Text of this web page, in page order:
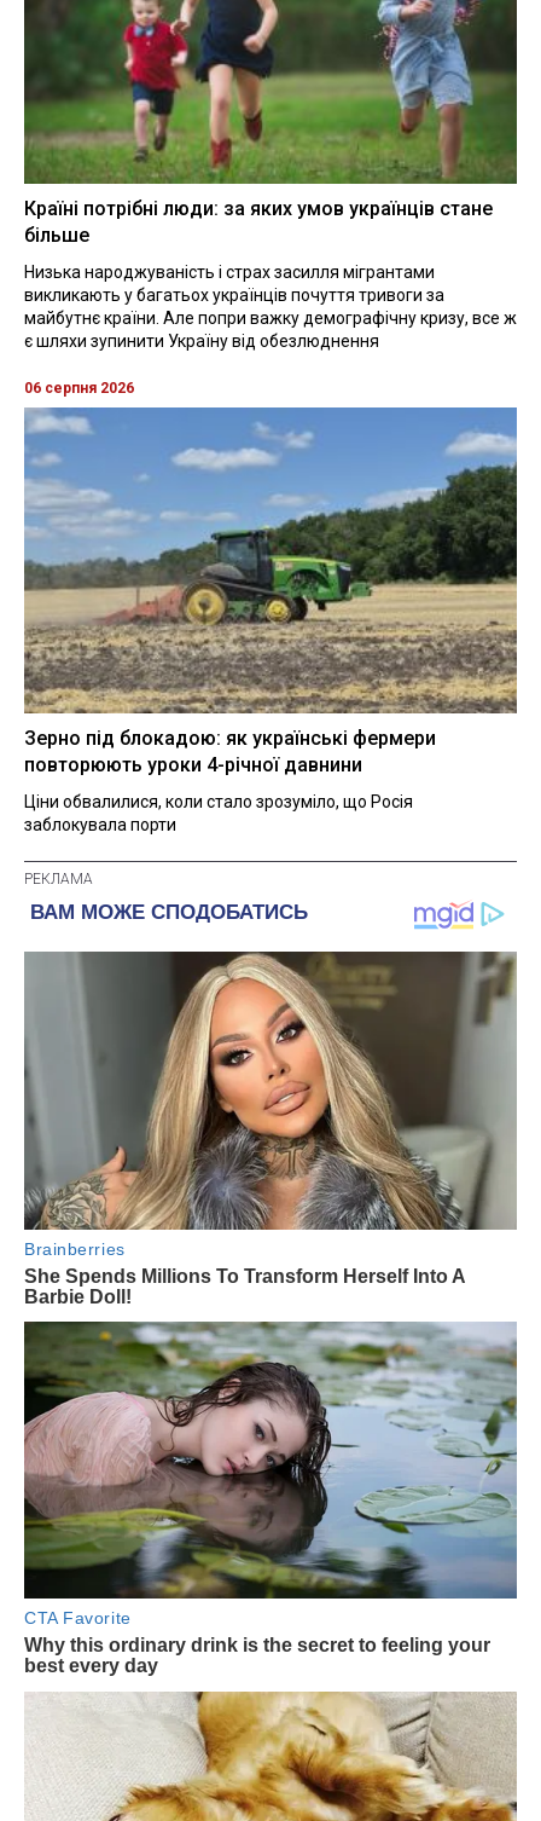
Країні потрібні люди: за яких умов українців стане
більше
Низька народжуваність і страх засилля мігрантами
викликають у багатьох українців почуття тривоги за
майбутнє країни. Але попри важку демографічну кризу, все ж
є шляхи зупинити Україну від обезлюднення
06 серпня 2026
Зерно під блокадою: як українські фермери
повторюють уроки 4-річної давнини
Ціни обвалилися, коли стало зрозуміло, що Росія
заблокувала порти